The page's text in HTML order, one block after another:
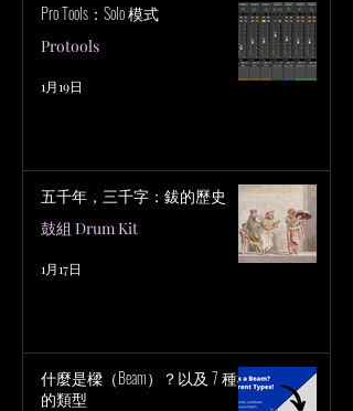
Pro Tools：Solo 模式
Protools
1月19日
五千年，三千字：鈸的歷史
鼓組 Drum Kit
1月17日
什麼是樑（Beam）？以及 7 種樑
的類型